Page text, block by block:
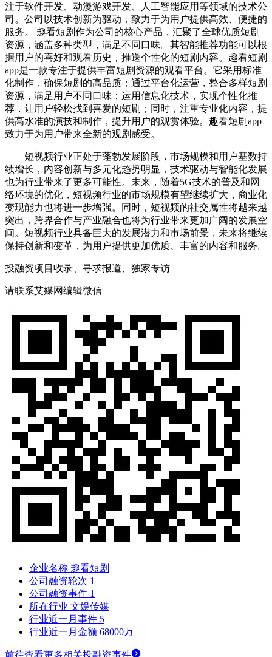
注于软件开发、动漫游戏开发、人工智能应用等领域的技术公
司。公司以技术创新为驱动，致力于为用户提供高效、便捷的
服务。 趣看短剧作为公司的核心产品，汇聚了全球优质短剧
资源，涵盖多种类型，满足不同口味。其智能推荐功能可以根
据用户的喜好和观看历史，推送个性化的短剧内容。趣看短剧
app是一款专注于提供丰富短剧资源的观看平台。它采用标准
化制作，确保短剧的高品质；通过平台化运营，整合多样短剧
资源，满足用户不同口味；运用信息化技术，实现个性化推
荐，让用户轻松找到喜爱的短剧；同时，注重专业化内容，提
供高水准的演技和制作，提升用户的观赏体验。趣看短剧app
致力于为用户带来全新的观剧感受。
短视频行业正处于蓬勃发展阶段，市场规模和用户基数持
续增长，内容创新与多元化趋势明显，技术驱动与智能化发展
也为行业带来了更多可能性。未来，随着5G技术的普及和网
络环境的优化，短视频行业的市场规模有望继续扩大，商业化
变现能力也将进一步增强。同时，短视频的社交属性将越来越
突出，跨界合作与产业融合也将为行业带来更加广阔的发展空
间。短视频行业具备巨大的发展潜力和市场前景，未来将继续
保持创新和变革，为用户提供更加优质、丰富的内容和服务。
投融资项目收录、寻求报道、独家专访
请联系艾媒网编辑微信
企业名称 趣看短剧
公司融资轮次 1
公司融资事件 1
所在行业 文娱传媒
行业近一月事件 5
行业近一月金额 68000万